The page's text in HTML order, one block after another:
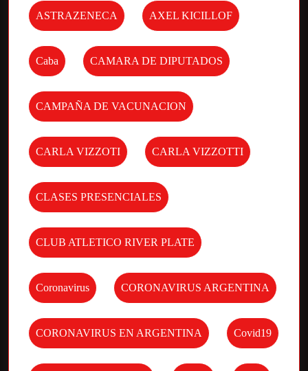
ASTRAZENECA AXEL KICILLOF
Caba CAMARA DE DIPUTADOS
CAMPAÑA DE VACUNACION
CARLA VIZZOTI CARLA VIZZOTTI
CLASES PRESENCIALES
CLUB ATLETICO RIVER PLATE
Coronavirus CORONAVIRUS ARGENTINA
CORONAVIRUS EN ARGENTINA Covid19